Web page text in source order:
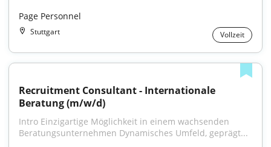
Page Personnel
Stuttgart Vollzeit
Recruitment Consultant - Internationale
Beratung (m/w/d)
Intro Einzigartige Möglichkeit in einem wachsenden
Beratungsunternehmen Dynamisches Umfeld, geprägt...